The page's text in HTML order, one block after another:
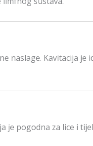
naslage. Kavitacija je
je pogodna za lice i